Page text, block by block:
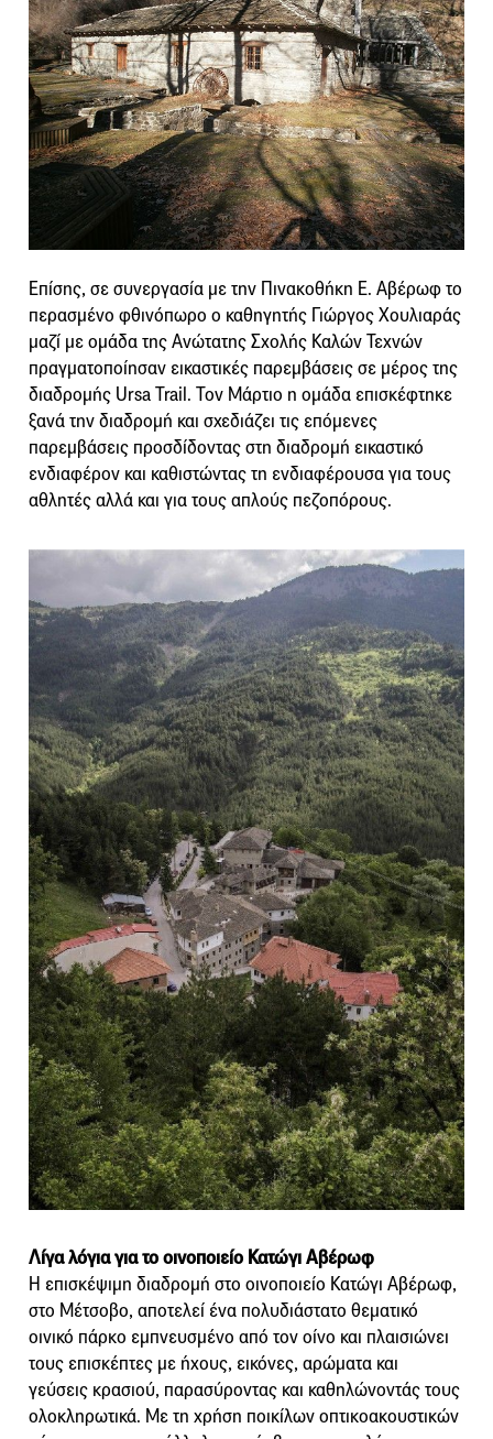
Επίσης, σε συνεργασία με την Πινακοθήκη Ε. Αβέρωφ το
περασμένο φθινόπωρο ο καθηγητής Γιώργος Χουλιαράς
μαζί με ομάδα της Ανώτατης Σχολής Καλών Τεχνών
πραγματοποίησαν εικαστικές παρεμβάσεις σε μέρος της
διαδρομής Ursa Trail. Τον Μάρτιο η ομάδα επισκέφτηκε
ξανά την διαδρομή και σχεδιάζει τις επόμενες
παρεμβάσεις προσδίδοντας στη διαδρομή εικαστικό
ενδιαφέρον και καθιστώντας τη ενδιαφέρουσα για τους
αθλητές αλλά και για τους απλούς πεζοπόρους.
Λίγα λόγια για το οινοποιείο Κατώγι Αβέρωφ
Η επισκέψιμη διαδρομή στο οινοποιείο Κατώγι Αβέρωφ,
στο Μέτσοβο, αποτελεί ένα πολυδιάστατο θεματικό
οινικό πάρκο εμπνευσμένο από τον οίνο και πλαισιώνει
τους επισκέπτες με ήχους, εικόνες, αρώματα και
γεύσεις κρασιού, παρασύροντας και καθηλώνοντάς τους
ολοκληρωτικά. Με τη χρήση ποικίλων οπτικοακουστικών